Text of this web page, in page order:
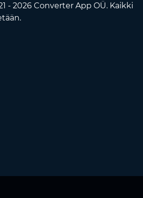
- 2026 Converter App OÜ. Kaikki